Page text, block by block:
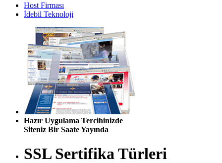
Host Firması
İdebil Teknoloji
Hazır Uygulama Tercihinizde
Siteniz Bir Saate Yayında
SSL Sertifika Türleri